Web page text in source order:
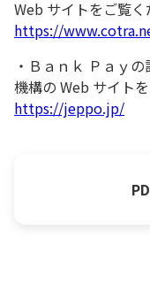
Web サイトをご覧く
https://
・Ｂａｎｋ Ｐａｙ
機構の Web サイト
https://jeppo.jp/